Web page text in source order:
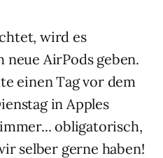
wird es
AirPods geben.
einen Tag vor dem
in Apples
obligatorisch,
selber gerne haben!